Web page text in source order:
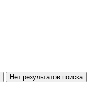
Нет результатов поиска